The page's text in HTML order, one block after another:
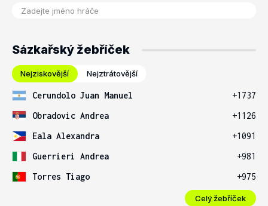
Sázkařský žebříček
Nejziskovější Nejztrátovější
Cerundolo Juan Manuel
+1737
Obradovic Andrea
+1126
Eala Alexandra
+1091
Guerrieri Andrea
+981
Torres Tiago
+975
Celý žebříček